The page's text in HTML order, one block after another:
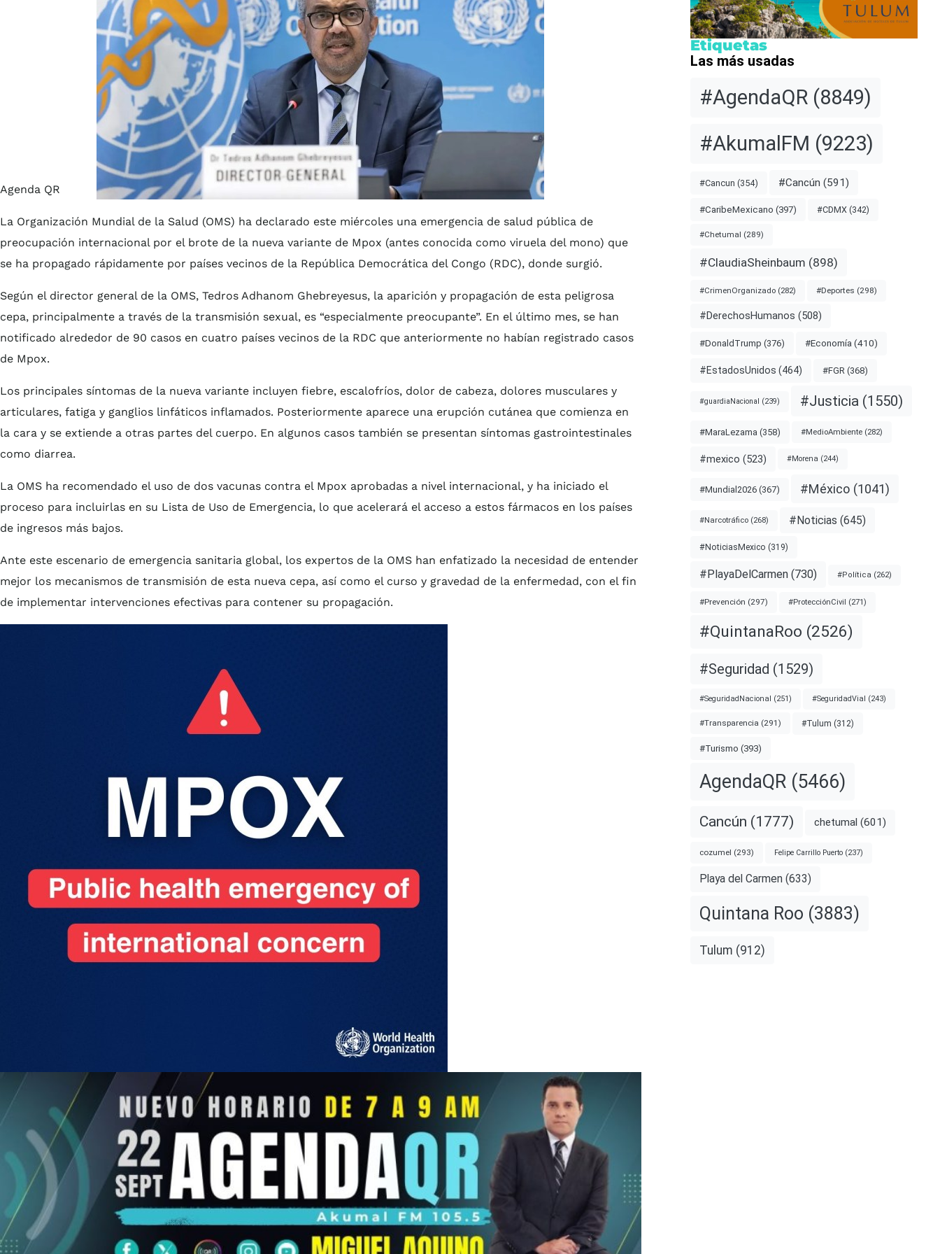
Agenda QR
La Organización Mundial de la Salud (OMS) ha declarado este miércoles una emergencia de salud pública de
preocupación internacional por el brote de la nueva variante de Mpox (antes conocida como viruela del mono) que
se ha propagado rápidamente por países vecinos de la República Democrática del Congo (RDC), donde surgió.
Según el director general de la OMS, Tedros Adhanom Ghebreyesus, la aparición y propagación de esta peligrosa
cepa, principalmente a través de la transmisión sexual, es “especialmente preocupante”. En el último mes, se han
notificado alrededor de 90 casos en cuatro países vecinos de la RDC que anteriormente no habían registrado casos
de Mpox.
Los principales síntomas de la nueva variante incluyen fiebre, escalofríos, dolor de cabeza, dolores musculares y
articulares, fatiga y ganglios linfáticos inflamados. Posteriormente aparece una erupción cutánea que comienza en
la cara y se extiende a otras partes del cuerpo. En algunos casos también se presentan síntomas gastrointestinales
como diarrea.
La OMS ha recomendado el uso de dos vacunas contra el Mpox aprobadas a nivel internacional, y ha iniciado el
proceso para incluirlas en su Lista de Uso de Emergencia, lo que acelerará el acceso a estos fármacos en los países
de ingresos más bajos.
Ante este escenario de emergencia sanitaria global, los expertos de la OMS han enfatizado la necesidad de entender
mejor los mecanismos de transmisión de esta nueva cepa, así como el curso y gravedad de la enfermedad, con el fin
de implementar intervenciones efectivas para contener su propagación.
Etiquetas
Las más usadas
#AgendaQR(8849)
#AkumalFM (9223)
#Cancun (354) #Cancún (591)
#CaribeMexicano (397) #CDMX(342)
#Chetumal (289)
#ClaudiaSheinbaum (898)
#CrimenOrganizado(282) #Deportes (298)
#DerechosHumanos (508)
#DonaldTrump (376) #Economía (410)
#EstadosUnidos (464) #FGR (368)
#guardiaNacional (239) #Justicia (1550)
#MaraLezama (358) #MedioAmbiente(282)
#mexico (523) #Morena (244)
#Mundial2026(367) #México(1041)
#Narcotráfico(268) #Noticias (645)
#NoticiasMexico (319)
#PlayaDelCarmen(730) #Política (262)
#Prevención (297) #ProtecciónCivil (271)
#QuintanaRoo (2526)
#Seguridad (1529)
#SeguridadNacional (251) #SeguridadVial (243)
#Transparencia (291) #Tulum (312)
#Turismo (393)
AgendaQR(5466)
Cancún (1777) chetumal (601)
cozumel (293) Felipe Carrillo Puerto(237)
Playa del Carmen (633)
Quintana Roo (3883)
Tulum (912)